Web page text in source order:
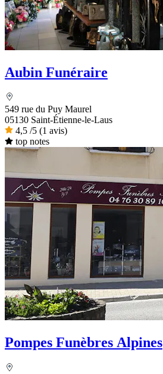
Aubin Funéraire
549 rue du Puy Maurel
05130 Saint-Étienne-le-Laus
4,5 /5 (1 avis)
top notes
Pompes Funèbres Alpines